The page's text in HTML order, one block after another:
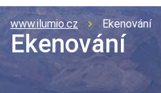
www.ilumio.cz Ekenování
Ekenování